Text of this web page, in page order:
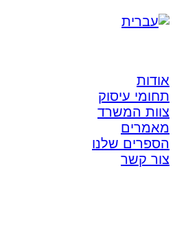
אודות
תחומי עיסוק
צוות המשרד
מאמרים
הספרים שלנו
צור קשר